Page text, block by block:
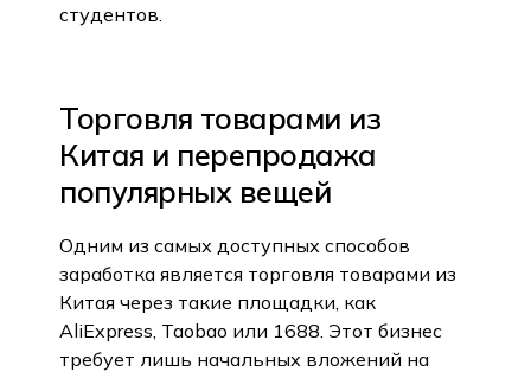
студентов.
Торговля товарами из
Китая и перепродажа
популярных вещей
Одним из самых доступных способов
заработка является торговля товарами из
Китая через такие площадки, как
AliExpress, Taobao или 1688. Этот бизнес
требует лишь начальных вложений на